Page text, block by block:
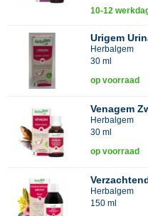
10-12
Urigem
Herbalgem
30 ml
op voorraad
Venagem
Herbalgem
30 ml
op voorraad
Herbalgem
150 ml